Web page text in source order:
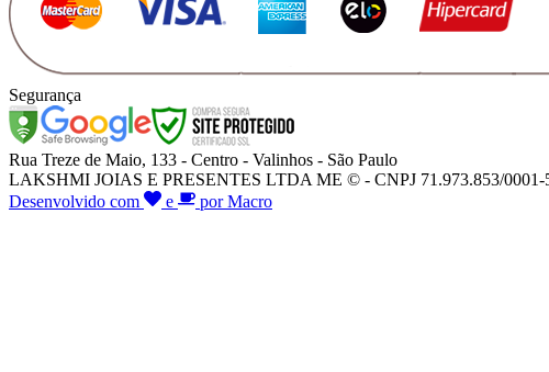
Segurança
Rua Treze de Maio, 133 - Centro - Valinhos - São Paulo
LAKSHMI JOIAS E PRESENTES LTDA ME © - CNPJ 71.973.853/0001-
Desenvolvido com
e por Macro